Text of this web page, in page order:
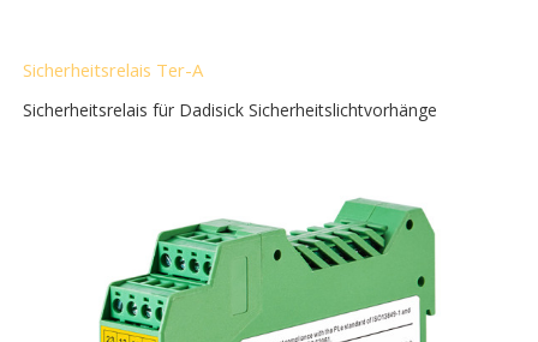
Sicherheitsrelais Ter-A
Sicherheitsrelais für Dadisick Sicherheitslichtvorhänge